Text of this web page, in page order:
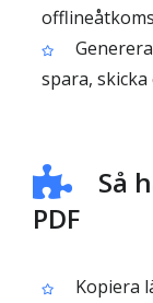
spara,
Så
PDF
Kopiera